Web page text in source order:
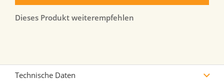
Dieses Produkt weiterempfehlen
Technische Daten